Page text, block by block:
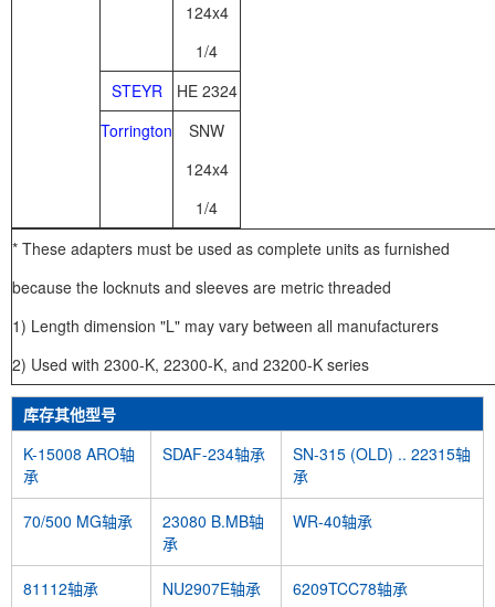
124x4
1/4
STEYR
HE 2324
Torrington
SNW
124x4
1/4
* These adapters must be used as complete units as furnished
because the locknuts and sleeves are metric threaded
1) Length dimension "L" may vary between all manufacturers
2) Used with 2300-K, 22300-K, and 23200-K series
库存其他型号
K-15008 ARO轴
承
SDAF-234轴承
SN-315 (OLD) .. 22315轴
承
70/500 MG轴承
23080 B.MB轴
承
WR-40轴承
81112轴承 NU2907E轴承 6209TCC78轴承